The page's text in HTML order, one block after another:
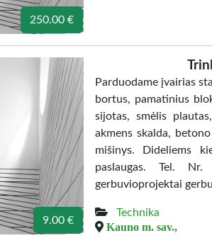
250.00 €
9.00 €
Parduodame įvairias
bortus, pamatinius
sijotas, smėlis
akmens skalda,
mišinys. Dideliems
paslaugas. Tel.
gerbuvioprojektai
Technika
Kauno m. sav.,